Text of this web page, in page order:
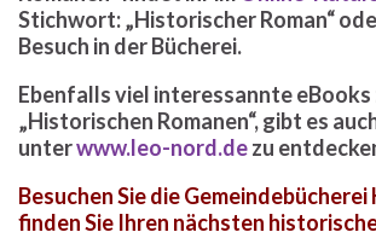
Stichwort: „Historischer Roman“
Besuch in der Bücherei.
Ebenfalls viel interessannte eBooks
„Historischen Romanen“, gibt es
unterwww.leo-nord.dezu
Besuchen Sie die
finden Sie Ihren nächsten